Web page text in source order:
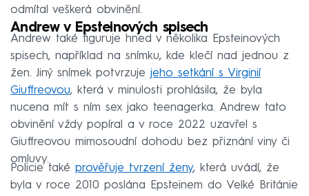
odmítal veškerá obvinění.
Andrew v Epsteinových spisech
Andrew také figuruje hned v několika Epsteinových
spisech, například na snímku, kde klečí nad jednou z
žen. Jiný snímek potvrzuje jeho setkání s Virginií
Giuffreovou, která v minulosti prohlásila, že byla
nucena mít s ním sex jako teenagerka. Andrew tato
obvinění vždy popíral a v roce 2022 uzavřel s
Giuffreovou mimosoudní dohodu bez přiznání viny či
omluvy.
Policie také prověřuje tvrzení ženy, která uvádí, že
byla v roce 2010 poslána Epsteinem do Velké Británie